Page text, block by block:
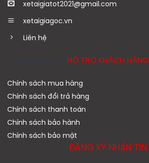
xetaigiatot2021@gmail.com
xetaigiagoc.vn
Liên hệ
HỖ TRỢ KHÁCH HÀNG
Chính sách mua hàng
Chính sách đổi trả hàng
Chính sách thanh toán
Chính sách bảo hành
Chính sách bảo mật
ĐĂNG KÝ NHẬN TIN